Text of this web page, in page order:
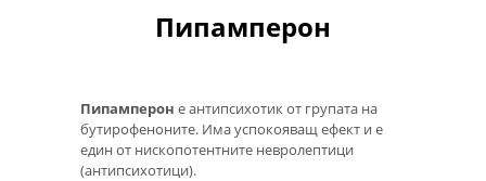
Пипамперон
Пипамперон е антипсихотик от групата на
бутирофеноните. Има успокояващ ефект и е
един от нископотентните невролептици
(антипсихотици).